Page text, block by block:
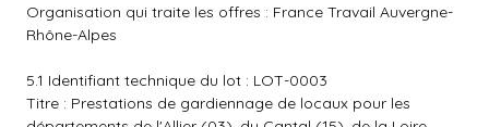
Organisation qui traite les offres : France Travail Auvergne-
Rhône-Alpes
5.1 Identifiant technique du lot : LOT-0003
Titre : Prestations de gardiennage de locaux pour les